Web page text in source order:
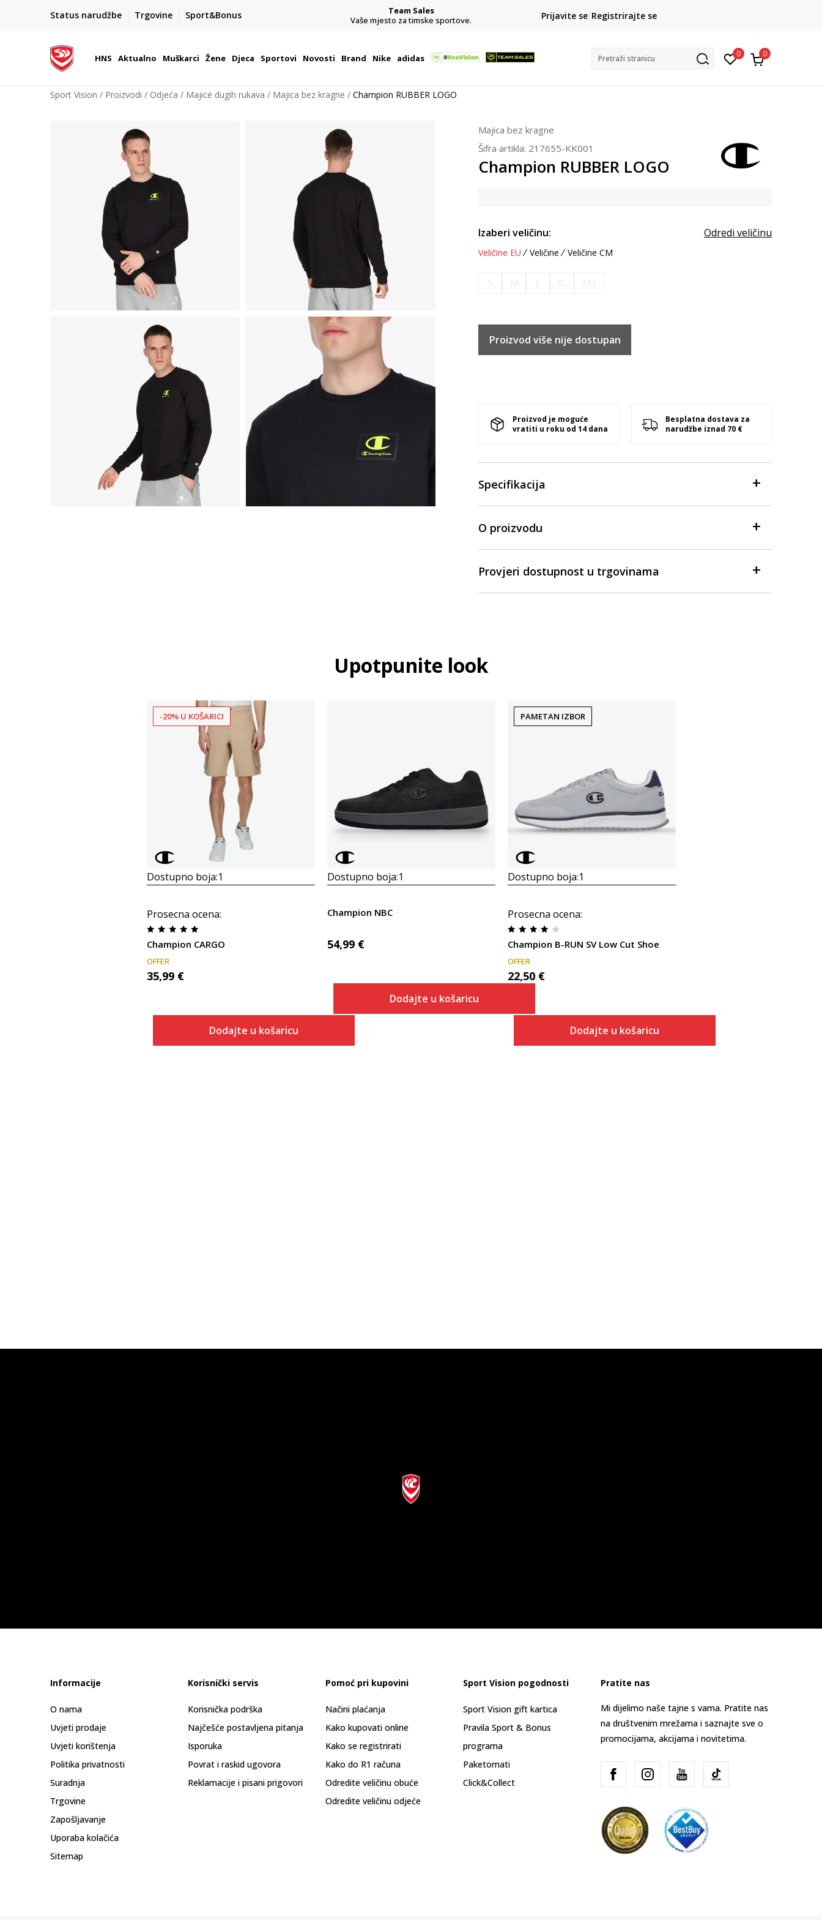
Status narudžbe Trgovine Sport&Bonus
BOX NOW
Dostava 1,50 €
| Više od 800 paketomata u Hrvatskoj
Team Sales
Vaše mjesto za timske sportove.
CLICK& COLLECT
besplatno preuzimanje u trgovini
Prijavite se Registrirajte se
HNS Aktualno Muškarci Žene Djeca Sportovi Novosti Brand Nike adidas Pretraži stranicu 0 0
Sport Vision Proizvodi Odjeća Majice dugih rukava Majica bez kragne Champion RUBBER LOGO
Majica bez kragne
Šifra artikla: 217655-KK001
Champion RUBBER LOGO
Izaberi veličinu: Odredi veličinu
Veličine EU Veličine Veličine CM
Proizvod više nije dostupan
Proizvod je moguće
vratiti u roku od 14 dana
Besplatna dostava za
narudžbe iznad 70 €
Specifikacija
O proizvodu
Provjeri dostupnost u trgovinama
Upotpunite look
-20% U KOŠARICI
Dostupno boja:1
Prosecna ocena:
Champion CARGO
OFFER
35,99 €
Dodajte u košaricu
Dostupno boja:1
Champion NBC
54,99 €
Dodajte u košaricu
PAMETAN IZBOR
Dostupno boja:1
Prosecna ocena:
Champion B-RUN SV Low Cut Shoe
OFFER
22,50 €
Dodajte u košaricu
Informacije
O nama
Uvjeti prodaje
Uvjeti korištenja
Politika privatnosti
Suradnja
Trgovine
Zapošljavanje
Uporaba kolačića
Sitemap
Korisnički servis
Korisnička podrška
Najčešće postavljena pitanja
Isporuka
Povrat i raskid ugovora
Reklamacije i pisani prigovori
Pomoć pri kupovini
Načini plaćanja
Kako kupovati online
Kako se registrirati
Kako do R1 računa
Odredite veličinu obuće
Odredite veličinu odjeće
Sport Vision pogodnosti
Sport Vision gift kartica
Pravila Sport & Bonus
programa
Paketomati
Click&Collect
Pratite nas
Mi dijelimo naše tajne s vama. Pratite nas
na društvenim mrežama i saznajte sve o
promocijama, akcijama i novitetima.